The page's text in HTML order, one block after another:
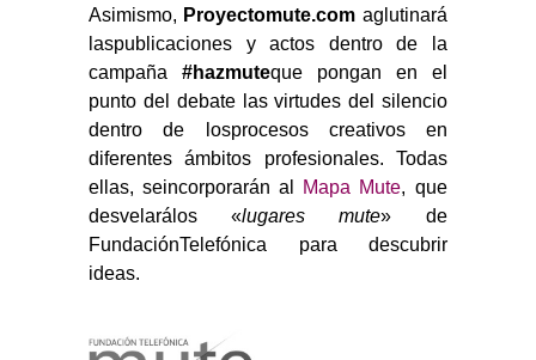
Asimismo, Proyectomute.com aglutinará
laspublicaciones y actos dentro de la
campaña #hazmuteque pongan en el
punto del debate las virtudes del silencio
dentro de losprocesos creativos en
diferentes ámbitos profesionales. Todas
ellas, seincorporarán al
Mapa Mute, que
desvelarálos «lugares mute» de
FundaciónTelefónica para descubrir
ideas.